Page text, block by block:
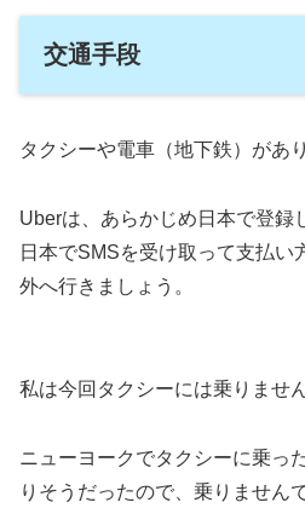
交通手段
タクシーや電車（地下鉄）があ
Uberは、あらかじめ日本で登録
日本でSMSを受け取って支払い
外へ行きましょう。
私は今回タクシーには乗りませ
ニューヨークでタクシーに乗っ
りそうだったので、乗りません